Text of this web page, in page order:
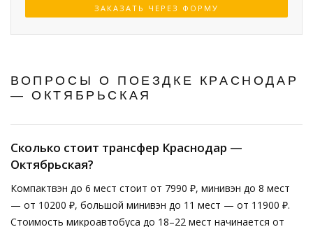
ЗАКАЗАТЬ ЧЕРЕЗ ФОРМУ
ВОПРОСЫ О ПОЕЗДКЕ КРАСНОДАР
— ОКТЯБРЬСКАЯ
Сколько стоит трансфер Краснодар —
Октябрьская?
Компактвэн до 6 мест стоит от 7990 ₽, минивэн до 8 мест
— от 10200 ₽, большой минивэн до 11 мест — от 11900 ₽.
Стоимость микроавтобуса до 18–22 мест начинается от